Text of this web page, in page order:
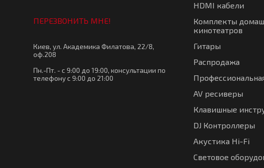
ПЕРЕЗВОНИТЬ МНЕ!
Киев, ул. Академика Филатова, 22/8,
оф.208
Пн.-Пт. - с 9:00 до 19:00, консультации по
телефону с 9:00 до 21:00
HDMI кабели
Комплекты
кинотеатров
Гитары
Распродажа
AV ресиверы
Клавишные
DJ Контроллеры
Акустика Hi-Fi
Световое